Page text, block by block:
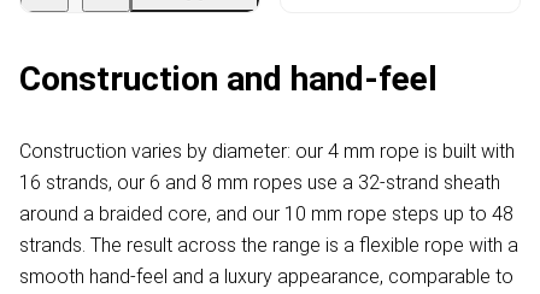
Construction and hand-feel
Construction varies by diameter: our 4 mm rope is built with
16 strands, our 6 and 8 mm ropes use a 32-strand sheath
around a braided core, and our 10 mm rope steps up to 48
strands. The result across the range is a flexible rope with a
smooth hand-feel and a luxury appearance, comparable to